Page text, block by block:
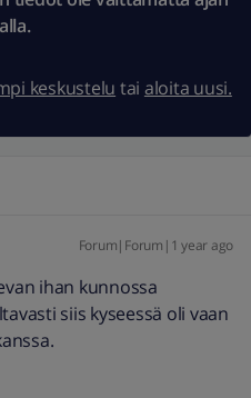
keskustelu tai aloita uusi.
Forum|Forum|1 year ago
ihan kunnossa
siis kyseessä oli vaan